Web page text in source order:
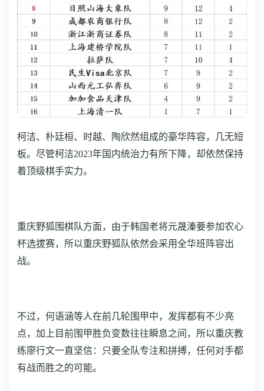
柯洁、朴廷桓、时越、陶欣然组成的豪华阵容，几无短
板。尽管柯洁2023年国内统治力有所下降，却依然保持
着顶级棋手实力。
重庆野狐围棋队方面，由于韩国老将元晟溱要参加农心
杯选拔赛，所以重庆野狐队依然会采用全华班阵容出
战。
不过，何语涵等人在前几轮围甲中，发挥都有不少亮
点，加上目前围甲胜负变数往往瞬息之间，所以重庆教
练廖行文一直坚信：只要全队专注和拼搏，任何对手都
有战而胜之的可能。